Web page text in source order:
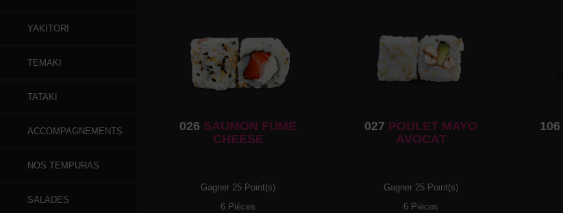
YAKITORI
TEMAKI
TATAKI
ACCOMPAGNEMENTS
NOS TEMPURAS
SALADES
026 SAUMON FUME
CHEESE
Gagner 25 Point(s)
6 Pièces
027 POULET MAYO
AVOCAT
Gagner 25 Point(s)
6 Pièces
106